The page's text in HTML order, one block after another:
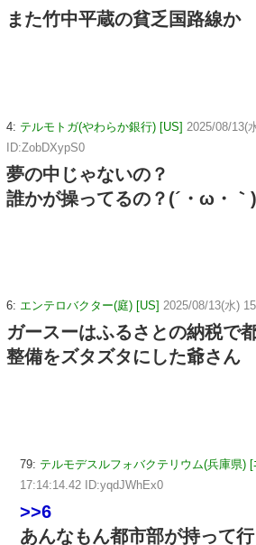
また竹中平蔵の貧乏国路線か
4: テルモトガ(やわらか銀行) [US] 2025/08/13(
ID:ZobDXypS0
夢の中じゃないの？
誰かが操ってるの？(´・ω・｀)
6: エンテロバクター(庭) [US] 2025/08/13(水)
ガースーはふるさとの納税で
整備をズタズタにした爺さん
79: テルモデスルフォバクテリウム(兵庫県) [
17:14:14.42 ID:yqdJWhEx0
>>6
あんなもん都市部が持って